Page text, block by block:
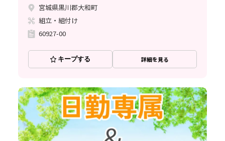
宮城県黒川郡大和町
組立・組付け
60927-00
キープする 詳細を見る